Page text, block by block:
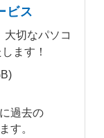
ビス
大切なパソコ
ます！
過去の
す。